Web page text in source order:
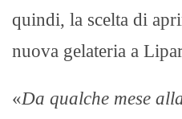
quindi, la scelta di
nuova gelateria a
«Da qualche mese